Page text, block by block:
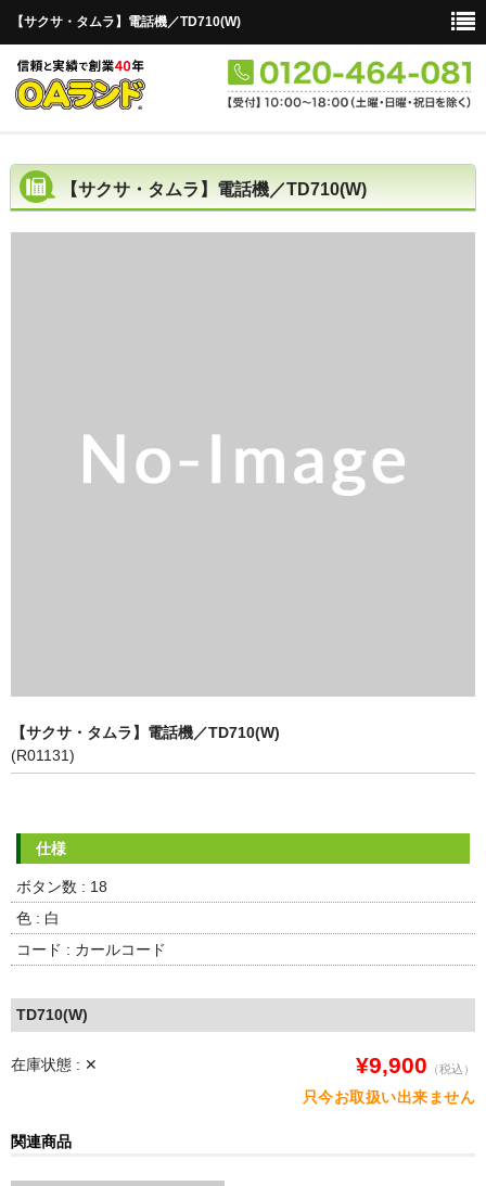
【サクサ・タムラ】電話機／TD710(W)
新品から探す
中古品から探す
電話機
ユニット
【サクサ・タムラ】電話機／TD710(W)
【サクサ・タムラ】電話機／TD710(W)
(R01131)
ボタン数 : 18
色 : 白
コード : カールコード
TD710(W)
在庫状態 : ✕ ¥9,900 （税込）
只今お取扱い出来ません
関連商品